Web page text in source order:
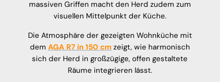
massiven Griffen macht den Herd zudem zum
visuellen Mittelpunkt der Küche.
Die Atmosphäre der gezeigten Wohnküche mit
dem AGA R7 in 150 cmzeigt, wie harmonisch
sich der Herd in großzügige, offen gestaltete
Räume integrieren lässt.